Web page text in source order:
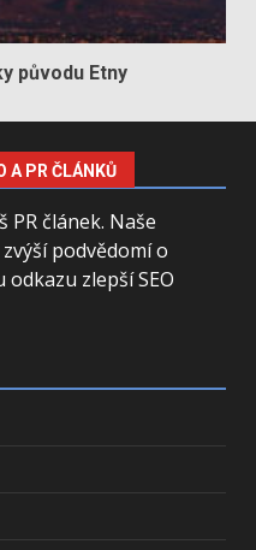
původu Etny
A PR ČLÁNKŮ
PR článek. Naše
podvědomí o
zlepší SEO